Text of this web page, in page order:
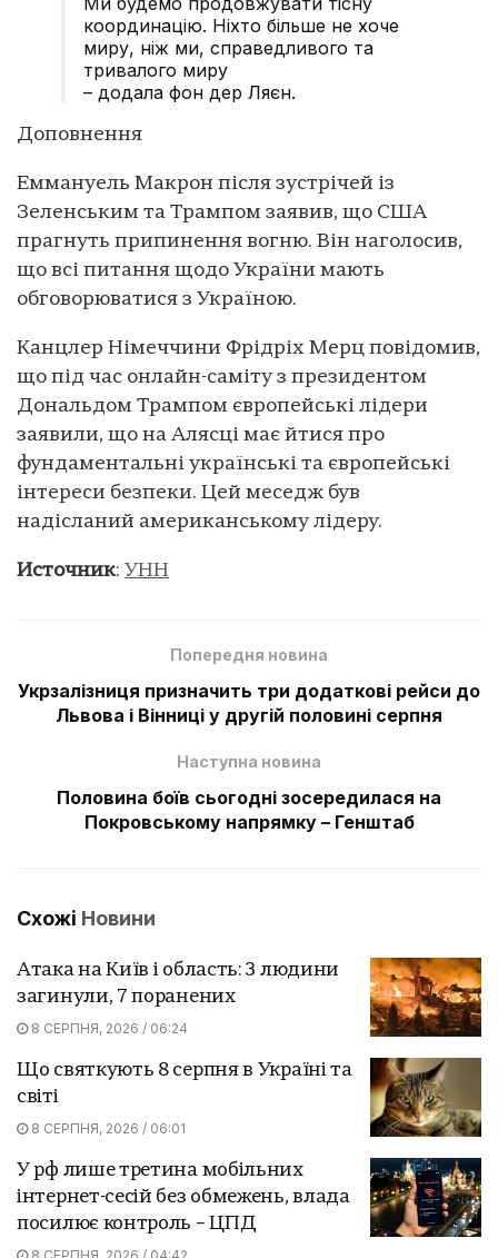
координацію. Ніхто більше не хоче
миру, ніж ми, справедливого та
тривалого миру
– додала фон дер Ляєн.
Доповнення
Еммануель Макрон після зустрічей із
Зеленським та Трампом заявив, що США
прагнуть припинення вогню. Він наголосив,
що всі питання щодо України мають
обговорюватися з Україною.
Канцлер Німеччини Фрідріх Мерц повідомив,
що під час онлайн-саміту з президентом
Дональдом Трампом європейські лідери
заявили, що на Алясці має йтися про
фундаментальні українські та європейські
інтереси безпеки. Цей меседж був
надісланий американському лідеру.
Источник: УНН
Попередня новина
Укрзалізниця призначить три додаткові рейси до
Львова і Вінниці у другій половині серпня
Наступна новина
Половина боїв сьогодні зосередилася на
Покровському напрямку – Генштаб
Схожі Новини
Атака на Київ і область: 3 людини
загинули, 7 поранених
8 СЕРПНЯ, 2026 / 06:24
Що святкують 8 серпня в Україні та
світі
8 СЕРПНЯ, 2026 / 06:01
У рф лише третина мобільних
інтернет-сесій без обмежень, влада
посилює контроль – ЦПД